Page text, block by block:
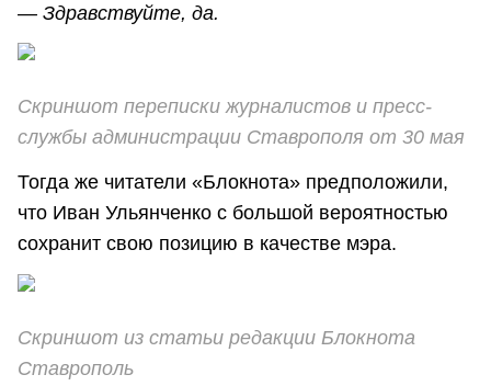
— Здравствуйте, да.
Скриншот переписки журналистов и пресс-
службы администрации Ставрополя от 30 мая
Тогда же читатели «Блокнота» предположили,
что Иван Ульянченко с большой вероятностью
сохранит свою позицию в качестве мэра.
Скриншот из статьи редакции Блокнота
Ставрополь